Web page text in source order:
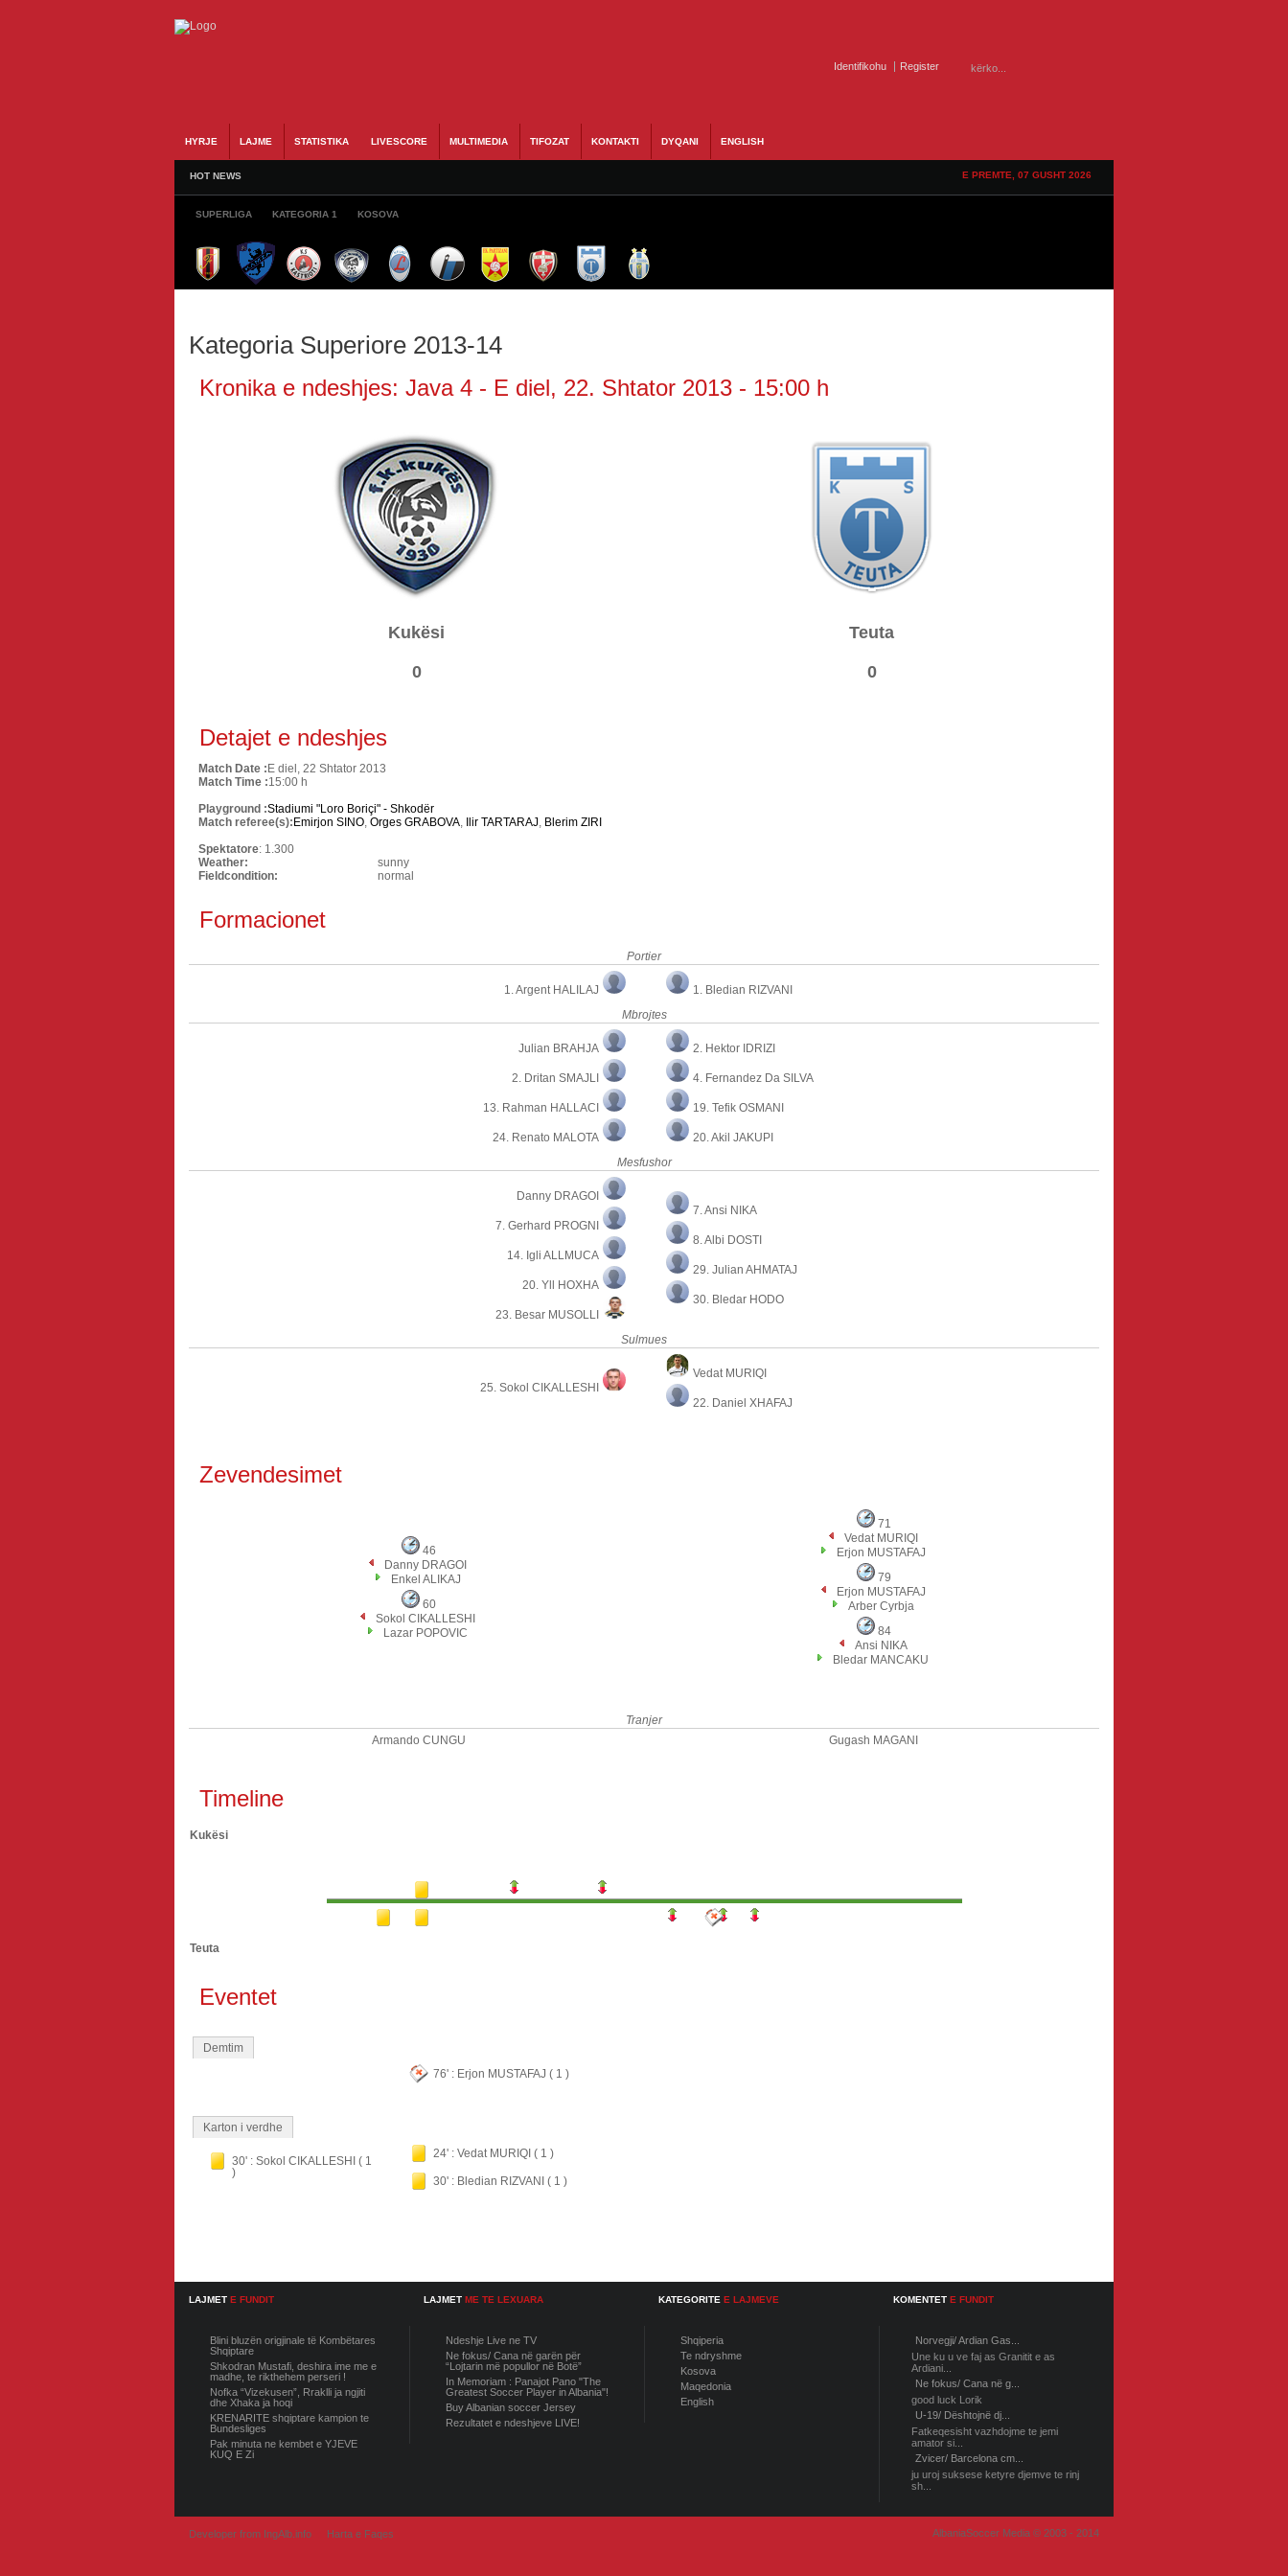
Identifikohu Register
HYRJE LAJME STATISTIKA LIVESCORE MULTIMEDIA TIFOZAT KONTAKTI DYQANI ENGLISH
HOT NEWS E PREMTE, 07 GUSHT 2026
SUPERLIGA KATEGORIA 1 KOSOVA
Kategoria Superiore 2013-14
Kronika e ndeshjes: Java 4 - E diel, 22. Shtator 2013 - 15:00 h
Kukësi Teuta
0 0
Detajet e ndeshjes
Match Date : E diel, 22 Shtator 2013
Match Time :15:00 h
Playground :Stadiumi "Loro Boriçi" - Shkodër
Match referee(s): Emirjon SINO, Orges GRABOVA, Ilir TARTARAJ, Blerim ZIRI
Spektatore: 1.300
Weather:
sunny
Fieldcondition:
normal
Formacionet
Portier
1. Argent HALILAJ
1. Bledian RIZVANI
Mbrojtes
Julian BRAHJA
2. Dritan SMAJLI
13. Rahman HALLACI
24. Renato MALOTA
2. Hektor IDRIZI
4. Fernandez Da SILVA
19. Tefik OSMANI
20. Akil JAKUPI
Mesfushor
Danny DRAGOI
7. Gerhard PROGNI
14. Igli ALLMUCA
20. Yll HOXHA
23. Besar MUSOLLI
7. Ansi NIKA
8. Albi DOSTI
29. Julian AHMATAJ
30. Bledar HODO
Sulmues
25. Sokol CIKALLESHI
Vedat MURIQI
22. Daniel XHAFAJ
Zevendesimet
46
Danny DRAGOI
Enkel ALIKAJ
60
Sokol CIKALLESHI
Lazar POPOVIC
71
Vedat MURIQI
Erjon MUSTAFAJ
79
Erjon MUSTAFAJ
Arber Cyrbja
84
Ansi NIKA
Bledar MANCAKU
Tranjer
Armando CUNGU
Gugash MAGANI
Timeline
Kukësi
Teuta
Eventet
Demtim
76' : Erjon MUSTAFAJ ( 1 )
Karton i verdhe
30' : Sokol CIKALLESHI ( 1
)
24' : Vedat MURIQI ( 1 )
30' : Bledian RIZVANI ( 1 )
LAJMET E FUNDIT
Blini bluzën origjinale të Kombëtares
Shqiptare
Shkodran Mustafi, deshira ime me e
madhe, te rikthehem perseri !
Nofka “Vizekusen”, Rraklli ja ngjiti
dhe Xhaka ja hoqi
KRENARITE shqiptare kampion te
Bundesliges
Pak minuta ne kembet e YJEVE
KUQ E Zi
LAJMET ME TE LEXUARA
Ndeshje Live ne TV
Ne fokus/ Cana në garën për
“Lojtarin më popullor në Botë”
In Memoriam : Panajot Pano "The
Greatest Soccer Player in Albania"!
Buy Albanian soccer Jersey
Rezultatet e ndeshjeve LIVE!
KATEGORITE E LAJMEVE
Shqiperia
Te ndryshme
Kosova
Maqedonia
English
KOMENTET E FUNDIT
Norvegji/ Ardian Gas...
Une ku u ve faj as Granitit e as
Ardiani...
Ne fokus/ Cana në g...
good luck Lorik
U-19/ Dështojnë dj...
Fatkeqesisht vazhdojme te jemi
amator si...
Zvicer/ Barcelona cm...
ju uroj suksese ketyre djemve te rinj
sh...
Developer from IngAlb.info Harta e Faqes AlbaniaSoccer Media © 2003 - 2014